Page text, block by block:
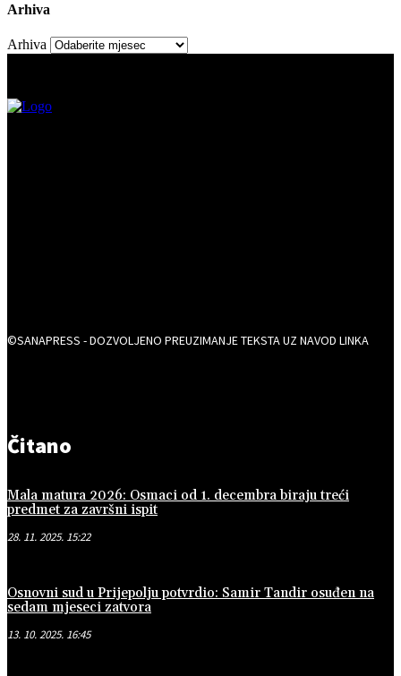
Arhiva
Arhiva
©SANAPRESS - DOZVOLJENO PREUZIMANJE TEKSTA UZ NAVOD LINKA
Čitano
Mala matura 2026: Osmaci od 1. decembra biraju treći
predmet za završni ispit
28. 11. 2025. 15:22
Osnovni sud u Prijepolju potvrdio: Samir Tandir osuđen na
sedam mjeseci zatvora
13. 10. 2025. 16:45